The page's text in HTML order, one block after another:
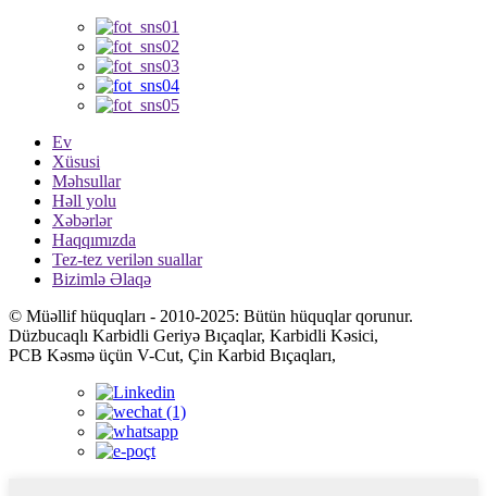
Ev
Xüsusi
Məhsullar
Həll yolu
Xəbərlər
Haqqımızda
Tez-tez verilən suallar
Bizimlə Əlaqə
© Müəllif hüquqları - 2010-2025: Bütün hüquqlar qorunur.
Düzbucaqlı Karbidli Geriyə Bıçaqlar, Karbidli Kəsici,
PCB Kəsmə üçün V-Cut, Çin Karbid Bıçaqları,